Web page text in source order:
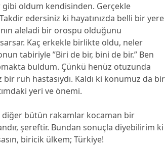
gibi oldum kendisinden. Gerçekle
Takdir edersiniz ki hayatınızda belli bir yere
aleladi bir orospu olduğunu
Kaç erkekle birlikte oldu, neler
tabiriyle ”Biri de bir, bini de bir.” Ben
buldum. Çünkü henüz otuzunda
ruh hastasıydı. Kaldı ki konumuz da bir
yeri ve önemi.
bütün rakamlar kocaman bir
şereftir. Bundan sonuçla diyebilirim ki
biricik ülkem; Türkiye!